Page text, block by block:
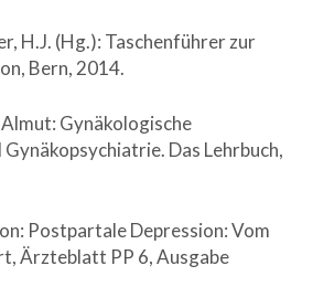
H.J. (Hg.): Taschenführer zur
Bern, 2014.
Gynäkologische
Das Lehrbuch,
Postpartale Depression: Vom
Ärzteblatt PP 6, Ausgabe